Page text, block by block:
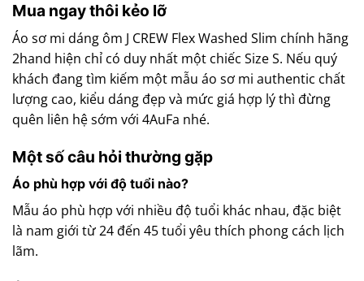
Mua ngay thôi kẻo lỡ
Áo sơ mi dáng ôm J CREW Flex Washed Slim chính hãng
2hand hiện chỉ có duy nhất một chiếc Size S. Nếu quý
khách đang tìm kiếm một mẫu áo sơ mi authentic chất
lượng cao, kiểu dáng đẹp và mức giá hợp lý thì đừng
quên liên hệ sớm với 4AuFa nhé.
Một số câu hỏi thường gặp
Áo phù hợp với độ tuổi nào?
Mẫu áo phù hợp với nhiều độ tuổi khác nhau, đặc biệt
là nam giới từ 24 đến 45 tuổi yêu thích phong cách lịch
lãm.